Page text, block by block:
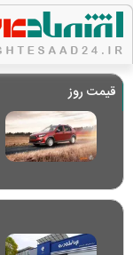
قیمت روز